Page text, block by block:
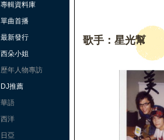
專輯資料庫
單曲首播
最新發行
西朵小姐
歷年人物專訪
DJ推薦
華語
西洋
日亞
歌手：星光幫